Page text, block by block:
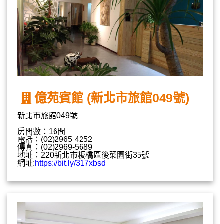
億苑賓館 (新北市旅館049號)
新北市旅館049號
房間數：16間
電話：(02)2965-4252
傳真：(02)2969-5689
地址：220新北市板橋區後菜園街35號
網址:https://bit.ly/317xbsd